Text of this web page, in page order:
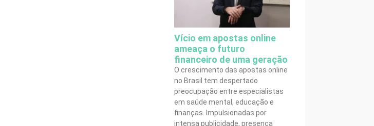
Vício em apostas online
ameaça o futuro
financeiro de uma geração
O crescimento das apostas online
no Brasil tem despertado
preocupação entre especialistas
em saúde mental, educação e
finanças. Impulsionadas por
intensa publicidade, presença